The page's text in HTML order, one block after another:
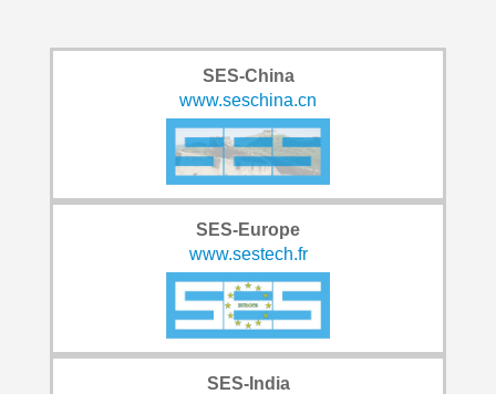
SES-China
www.seschina.cn
SES-Europe
www.sestech.fr
SES-India